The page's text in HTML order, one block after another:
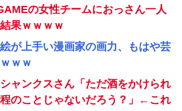
の女性チームにおっさん一人
果ｗｗｗｗ
絵が上手い漫画家の画力、もはや芸
ｗｗ
シャンクスさん「ただ酒をかけられ
のことじゃないだろう？」←これ